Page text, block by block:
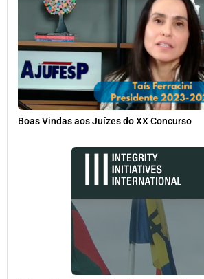
Boas Vindas aos Juízes do XX Concurso